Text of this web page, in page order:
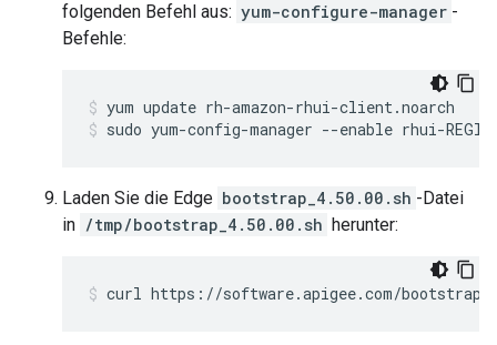
folgenden Befehl aus: yum-configure-manager -
Befehle:
sudo yum-config-manager --enable rhui-
Laden Sie die Edge bootstrap_4.50.00.sh -Datei
in /tmp/bootstrap_4.50.00.sh herunter:
curl https://software.apigee.com/